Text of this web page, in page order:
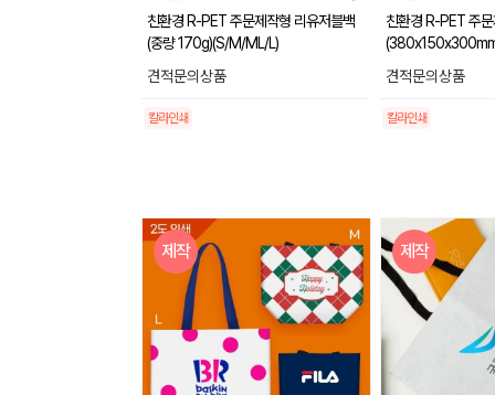
친환경 R-PET 주문제작형 리유저블백
(중량 170g)(S/M/ML/L)
견적문의상품
칼라인쇄
친환경 R-PET 주
견적문의상품
칼라인쇄
제작 제작